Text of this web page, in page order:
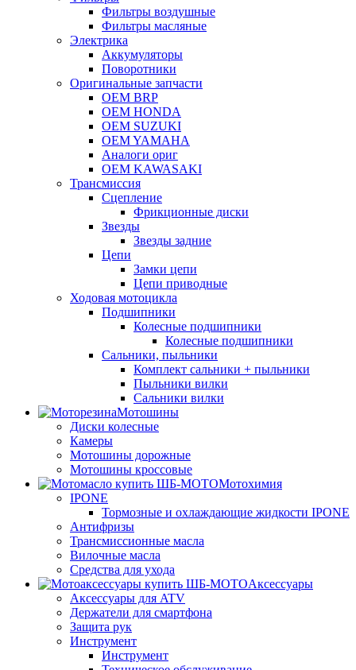
Фильтры воздушные
Фильтры масляные
Электрика
Аккумуляторы
Поворотники
Оригинальные запчасти
OEM BRP
OEM HONDA
OEM SUZUKI
OEM YAMAHA
Аналоги ориг
OEM KAWASAKI
Трансмиссия
Cцепление
Фрикционные диски
Звезды
Звезды задние
Цепи
Замки цепи
Цепи приводные
Ходовая мотоцикла
Подшипники
Колесные подшипники
Колесные подшипники
Сальники, пыльники
Комплект сальники + пыльники
Пыльники вилки
Сальники вилки
Мотошины
Диски колесные
Камеры
Мотошины дорожные
Мотошины кроссовые
Мотохимия
IPONE
Тормозные и охлаждающие жидкости IPONE
Антифризы
Трансмиссионные масла
Вилочные масла
Средства для ухода
Аксессуары
Аксессуары для ATV
Держатели для смартфона
Защита рук
Инструмент
Инструмент